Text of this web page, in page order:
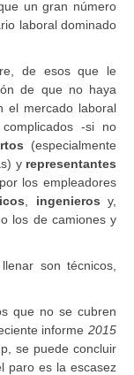
un gran número
laboral dominado
de esos que le
de que no haya
el mercado laboral
-si no
(especialmente
y representantes
los empleadores
ingenieros y,
los de camiones y
son técnicos,
que no se cubren
informe 2015
se puede concluir
paro es la escasez